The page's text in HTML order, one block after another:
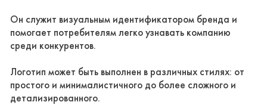
Он служит визуальным идентификатором бренда и
помогает потребителям легко узнавать компанию
среди конкурентов.
Логотип может быть выполнен в различных стилях: от
простого и минималистичного до более сложного и
детализированного.